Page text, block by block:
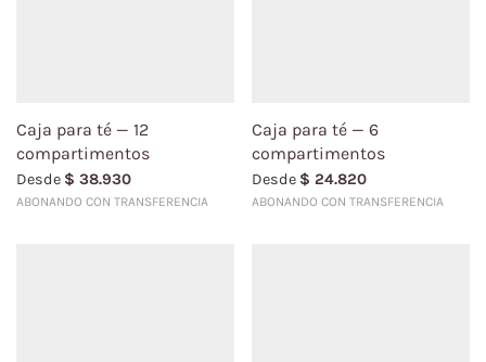
Caja para té — 12
compartimentos
Desde $ 38.930
ABONANDO CON TRANSFERENCIA
Caja para té — 6
compartimentos
Desde $ 24.820
ABONANDO CON TRANSFERENCIA